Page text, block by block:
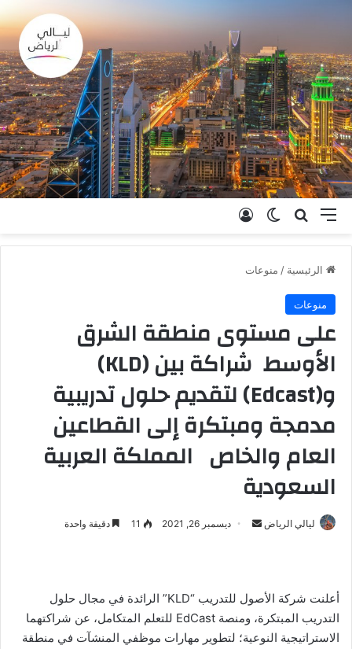
القائمة بحث عنالوضع المظلم
الرئيسية / منوعات
منوعات
على مستوى منطقة الشرق
الأوسط شراكة بين (KLD)
و(Edcast) لتقديم حلول تدريبية
مدمجة ومبتكرة إلى القطاعين
العام والخاص المملكة العربية
السعودية
ليالي الرياض
ب
ر
ي
ديسمبر 26, 2021 11 دقيقة واحدة
أعلنت شركة الأصول للتدريب “KLD” الرائدة في مجال حلول
التدريب المبتكرة، ومنصة EdCast للتعلم المتكامل، عن شراكتهما
الاستراتيجية النوعية؛ لتطوير مهارات موظفي المنشآت في منطقة